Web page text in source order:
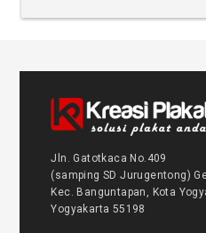
Jln. Gatotkaca No.409
(samping SD Jurugentong)
Kec. Banguntapan, Kota
Yogyakarta 55198